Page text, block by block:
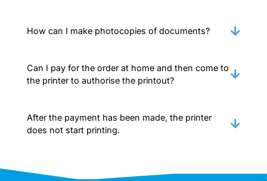
How can I make photocopies of documents?
Can I pay for the order at home and then come to
the printer to authorise the printout?
After the payment has been made, the printer
does not start printing.